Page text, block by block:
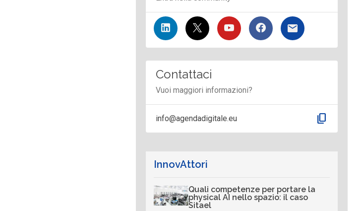
Contattaci
Vuoi maggiori informazioni?
info@agendadigitale.eu content_copy
InnovAttori
Quali competenze per portare la
physical AI nello spazio: il caso
Sitael